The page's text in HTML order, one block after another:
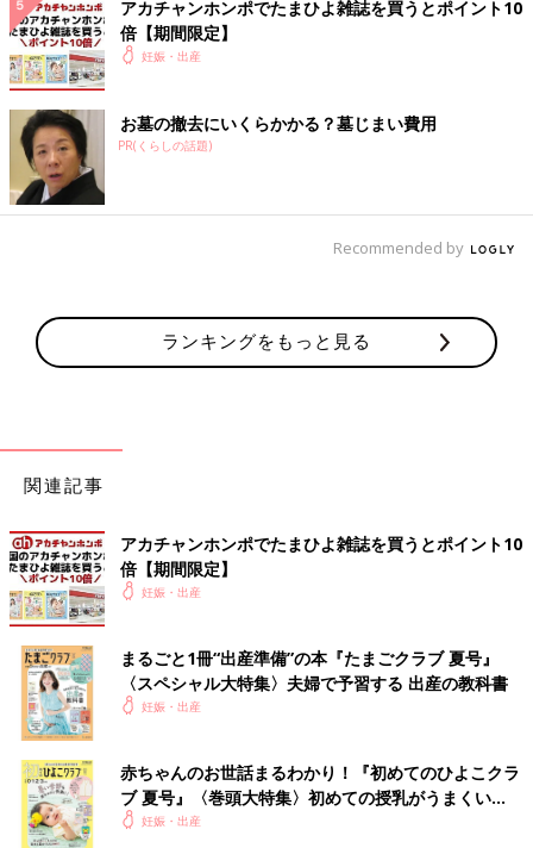
アカチャンホンポでたまひよ雑誌を買うとポイント10
倍【期間限定】
妊娠・出産
お墓の撤去にいくらかかる？墓じまい費用
PR(くらしの話題)
Recommended by
ランキングをもっと見る
関連記事
アカチャンホンポでたまひよ雑誌を買うとポイント10
倍【期間限定】
妊娠・出産
まるごと1冊“出産準備”の本『たまごクラブ 夏号』
〈スペシャル大特集〉夫婦で予習する 出産の教科書
妊娠・出産
赤ちゃんのお世話まるわかり！『初めてのひよこクラ
ブ 夏号』〈巻頭大特集〉初めての授乳がうまくい
く！ おっぱい・ミルクの基本と夏のトラブル 解決テ
妊娠・出産